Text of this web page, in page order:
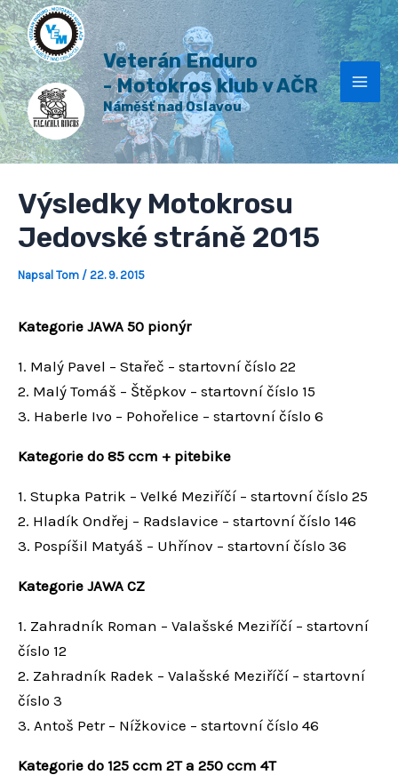
Přeskočit
na
obsah
Veterán Enduro
- Motokros klub v AČR
Náměšť nad Oslavou
Výsledky Motokrosu
Jedovské stráně 2015
Napsal Tom / 22. 9. 2015
Kategorie JAWA 50 pionýr
1. Malý Pavel – Stařeč – startovní číslo 22
2. Malý Tomáš – Štěpkov – startovní číslo 15
3. Haberle Ivo – Pohořelice – startovní číslo 6
Kategorie do 85 ccm + pitebike
1. Stupka Patrik – Velké Meziříčí – startovní číslo 25
2. Hladík Ondřej – Radslavice – startovní číslo 146
3. Pospíšil Matyáš – Uhřínov – startovní číslo 36
Kategorie JAWA CZ
1. Zahradník Roman – Valašské Meziříčí – startovní
číslo 12
2. Zahradník Radek – Valašské Meziříčí – startovní
číslo 3
3. Antoš Petr – Nížkovice – startovní číslo 46
Kategorie do 125 ccm 2T a 250 ccm 4T
Post
navigation
H
l
e
d
a
t